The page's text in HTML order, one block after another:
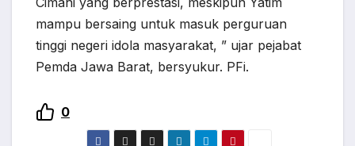
mampu bersaing untuk masuk perguruan
tinggi negeri idola masyarakat, ” ujar pejabat
Pemda Jawa Barat, bersyukur. PFi.
0